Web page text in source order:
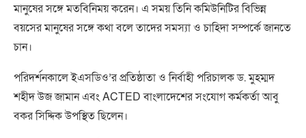
মানুষের সঙ্গে মতবিনিময় করেন। এ সময় তিনি কমিউনিটির বিভিন্ন
বয়সের মানুষের সঙ্গে কথা বলে তাদের সমস্যা ও চাহিদা সম্পর্কে জানতে
চান।
পরিদর্শনকালে ইএসডিও’র প্রতিষ্ঠাতা ও নির্বাহী পরিচালক ড. মুহম্মদ
শহীদ উজ জামান এবং ACTED বাংলাদেশের সংযোগ কর্মকর্তা আবু
বকর সিদ্দিক উপস্থিত ছিলেন।